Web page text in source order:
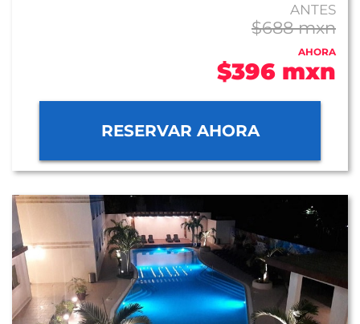
ANTES
$688 mxn
AHORA
$396 mxn
RESERVAR AHORA